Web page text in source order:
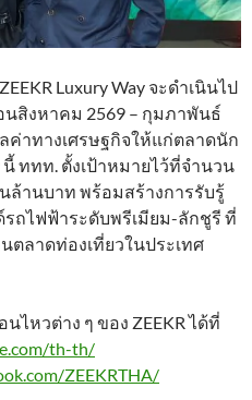
Luxury Way จะดำเนินไป
นสิงหาคม 2569 – กุมภาพันธ์
ค่าทางเศรษฐกิจให้แก่ตลาดนัก
นี้ ททท. ตั้งเป้าหมายไว้ที่จำนวน
ล้านบาท พร้อมสร้างการรับรู้
รถไฟฟ้าระดับพรีเมียม-ลักชูรี ที่
ตลาดท่องเที่ยวในประเทศ
ไหวต่าง ๆ ของ ZEEKR ได้ที่
th-th/
ZEEKRTHA/